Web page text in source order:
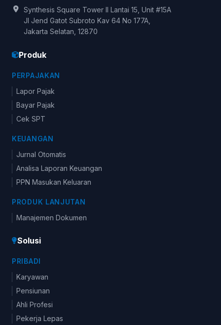
Synthesis Square Tower II Lantai 15, Unit #15A
Jl Jend Gatot Subroto Kav 64 No 177A,
Jakarta Selatan, 12870
Produk
PERPAJAKAN
Lapor Pajak
Bayar Pajak
Cek SPT
KEUANGAN
Jurnal Otomatis
Analisa Laporan Keuangan
PPN Masukan Keluaran
PRODUK LANJUTAN
Manajemen Dokumen
Solusi
PRIBADI
Karyawan
Pensiunan
Ahli Profesi
Pekerja Lepas